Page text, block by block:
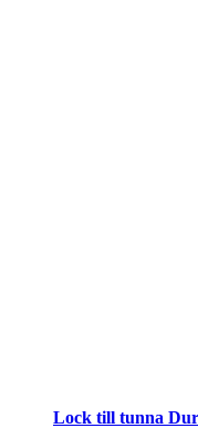
Lock till tunna